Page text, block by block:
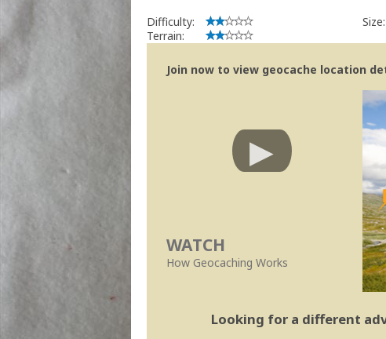
Difficulty:
Terrain:
Size:
Join now to view geocache location
WATCH
How Geocaching Works
Looking for a different